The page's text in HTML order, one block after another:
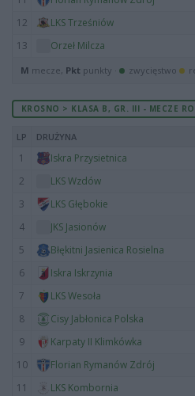
12
LKS Trześniów
13
Orzeł Milcza
M mecze, Pkt punkty · zwycięstwo
KROSNO > KLASA B, GR. III - MECZE
LP DRUŻYNA
1 Iskra Przysietnica
2
LKS Wzdów
3
LKS Głębokie
4
JKS Jasionów
5
Błękitni Jasienica Rosielna
6
Iskra Iskrzynia
7
LKS Wesoła
8
Cisy Jabłonica Polska
9
Karpaty II Klimkówka
10
Florian Rymanów Zdrój
11
LKS Kombornia